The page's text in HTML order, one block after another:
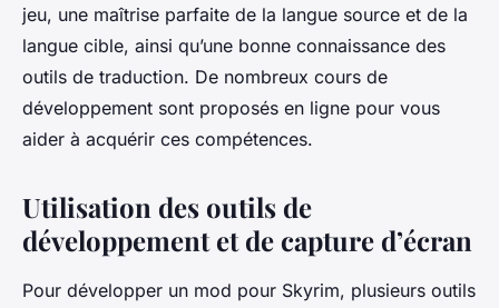
jeu, une maîtrise parfaite de la langue source et de la
langue cible, ainsi qu’une bonne connaissance des
outils de traduction. De nombreux cours de
développement sont proposés en ligne pour vous
aider à acquérir ces compétences.
Utilisation des outils de
développement et de capture d’écran
Pour développer un mod pour Skyrim, plusieurs outils